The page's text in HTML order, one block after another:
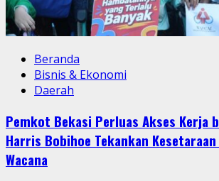
Beranda
Bisnis & Ekonomi
Daerah
Pemkot Bekasi Perluas Akses Kerja
Harris Bobihoe Tekankan
Wacana